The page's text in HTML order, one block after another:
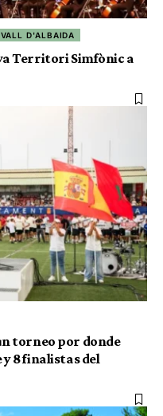
D'ALBAIDA
Territori Simfònic a
torneo por donde
y 8 finalistas del